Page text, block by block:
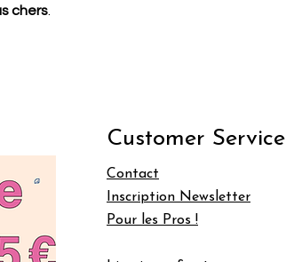
chers
Customer Service
Contact
Inscription Newsletter
Pour les Pros !